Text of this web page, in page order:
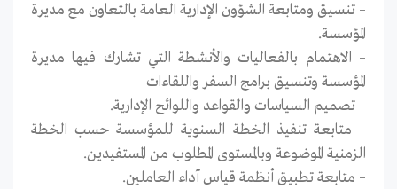
– تنسيق ومتابعة الشؤون الإدارية العامة بالتعاون مع مديرة
المؤسسة.
– الاهتمام بالفعاليات والأنشطة التي تشارك فيها مديرة
المؤسسة وتنسيق برامج السفر واللقاءات
– تصميم السياسات والقواعد واللوائح الإدارية.
– متابعة تنفيذ الخطة السنوية للمؤسسة حسب الخطة
الزمنية الموضوعة وبالمستوى المطلوب من المستفيدين.
– متابعة تطبيق أنظمة قياس آداء العاملين.